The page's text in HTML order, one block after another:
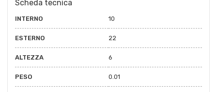
Scheda tecnica
INTERNO 10
ESTERNO 22
ALTEZZA 6
PESO 0.01